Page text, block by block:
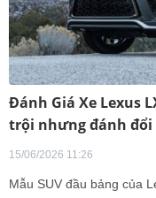
Đánh Giá Xe Lexus
trội nhưng đánh đổi
15/06/2026 11:26
Mẫu SUV đầu bảng của